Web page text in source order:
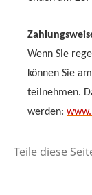
Wenn Sie
können Sie
teilnehmen.
werden:
Teile diese